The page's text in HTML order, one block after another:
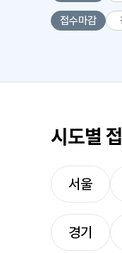
접수마감
시도별
서울
경기